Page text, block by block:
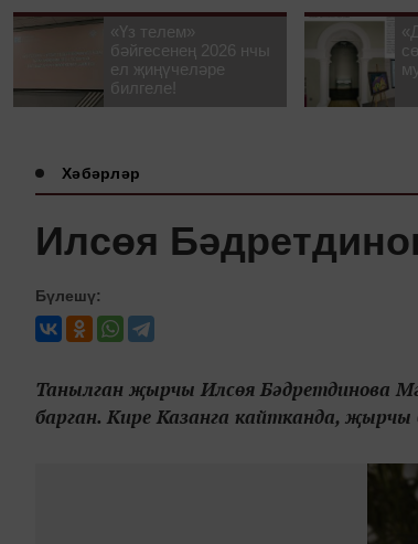
«Үз телем»
бәйгесенең 2026 нчы
ел җиңүчеләре
билгеле!
Хәбәрләр
Илсөя
Бүлешү:
Танылган җырчы Илсөя Бәдретдинова
барган. Кире Казанга кайтканда, җырчы